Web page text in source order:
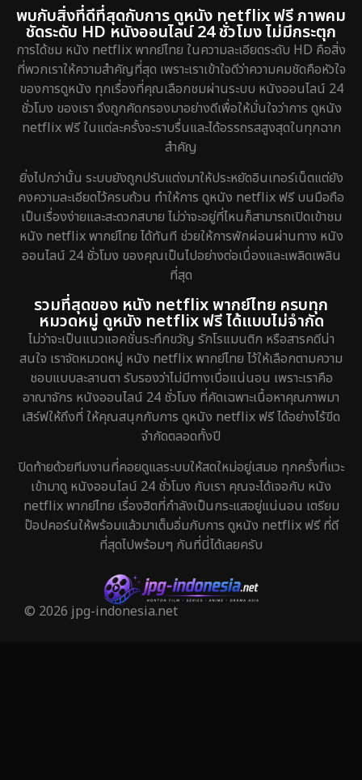
Emotional 52
Epic มหากาพย์ 16
Erotic 7
Family ครอบครัว 150
Fiction 4
Gothic 5
HBO GO 8
HBO Max 1
Heist 5
Historical 25
History ประวัติศาสตร์ 45
Holiday 1
Horror สยองขวัญ 325
Inspirational แรงบันดาลใจ
พบกับสิ่งที่ดีที่สุดกับการ ดูหนัง netflix ฟรี ภาพคม
ชัดระดับ HD หนังออนไลน์ 24 ชั่วโมง ไม่มีกระตุก
การได้ชม หนัง netflix พากย์ไทย ในความละเอียดระดับ HD คือสิ่ง
ที่พวกเราให้ความสำคัญที่สุด เพราะเราเข้าใจดีว่าความคมชัดคือหัวใจ
ของการดูหนัง ทุกเรื่องที่คุณเลือกชมผ่านระบบ หนังออนไลน์ 24
ชั่วโมง ของเรา จึงถูกคัดกรองมาอย่างดีเพื่อให้มั่นใจว่าการ ดูหนัง
netflix ฟรี ในแต่ละครั้งจะราบรื่นและได้อรรถรสสูงสุดในทุกฉาก
สำคัญ
ยิ่งไปกว่านั้น ระบบยังถูกปรับแต่งมาให้ประหยัดอินเทอร์เน็ตแต่ยัง
คงความละเอียดไว้ครบถ้วน ทำให้การ ดูหนัง netflix ฟรี บนมือถือ
เป็นเรื่องง่ายและสะดวกสบาย ไม่ว่าจะอยู่ที่ไหนก็สามารถเปิดเข้าชม
หนัง netflix พากย์ไทย ได้ทันที ช่วยให้การพักผ่อนผ่านทาง หนัง
ออนไลน์ 24 ชั่วโมง ของคุณเป็นไปอย่างต่อเนื่องและเพลิดเพลิน
ที่สุด
รวมที่สุดของ หนัง netflix พากย์ไทย ครบทุก
หมวดหมู่ ดูหนัง netflix ฟรี ได้แบบไม่จำกัด
ไม่ว่าจะเป็นแนวแอคชั่นระทึกขวัญ รักโรแมนติก หรือสารคดีน่า
สนใจ เราจัดหมวดหมู่ หนัง netflix พากย์ไทย ไว้ให้เลือกตามความ
ชอบแบบละลานตา รับรองว่าไม่มีทางเบื่อแน่นอน เพราะเราคือ
อาณาจักร หนังออนไลน์ 24 ชั่วโมง ที่คัดเฉพาะเนื้อหาคุณภาพมา
เสิร์ฟให้ถึงที่ ให้คุณสนุกกับการ ดูหนัง netflix ฟรี ได้อย่างไร้ขีด
จำกัดตลอดทั้งปี
ปิดท้ายด้วยทีมงานที่คอยดูแลระบบให้สดใหม่อยู่เสมอ ทุกครั้งที่แวะ
เข้ามาดู หนังออนไลน์ 24 ชั่วโมง กับเรา คุณจะได้เจอกับ หนัง
netflix พากย์ไทย เรื่องฮิตที่กำลังเป็นกระแสอยู่แน่นอน เตรียม
ป๊อปคอร์นให้พร้อมแล้วมาเต็มอิ่มกับการ ดูหนัง netflix ฟรี ที่ดี
ที่สุดไปพร้อมๆ กันที่นี่ได้เลยครับ
© 2026 jpg-indonesia.net